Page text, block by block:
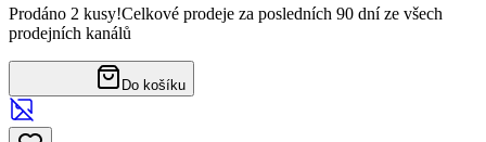
Prodáno 2 kusy!Celkové prodeje za posledních 90 dní ze všech
prodejních kanálů
Do košíku